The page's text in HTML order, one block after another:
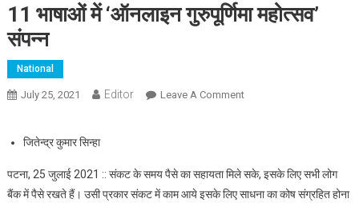
11 भाषाओं में ‘ऑनलाइन गुरुपूर्णिमा महोत्सव’
संपन्न
National
July 25, 2021 Editor Leave A CommentOn 11 भाषाओं में ‘ऑनलाइन
जितेन्द्र कुमार सिन्हा
पटना, 25 जुलाई 2021 :: संकट के समय पैसे का सहायता मिले सके, इसके लिए सभी लोग
बैंक में पैसे रखते हैं। उसी प्रकार संकट में काम आये इसके लिए साधना का कोष संग्रहित होना